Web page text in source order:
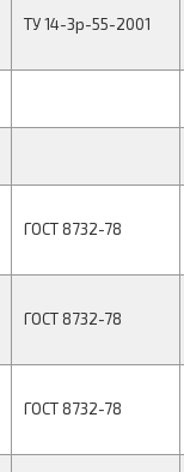
ТУ 14-3р-55-2001
ГОСТ 8732-78
ГОСТ 8732-78
ГОСТ 8732-78